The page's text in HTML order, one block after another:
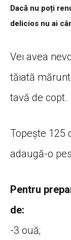
Dacă nu poți
delicios nu ai
Vei avea
tăiată
tavă de copt.
Topește 125
adaugă-o
Pentru
de:
-3 ouă;